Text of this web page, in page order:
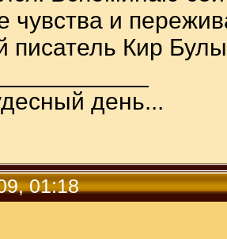
чувства и
писатель Кир
день...
01:18